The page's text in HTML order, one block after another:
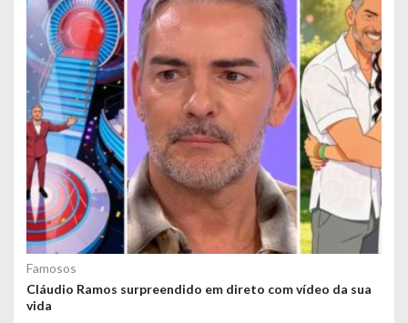
Famosos
Cláudio Ramos surpreendido em direto com vídeo da sua
vida